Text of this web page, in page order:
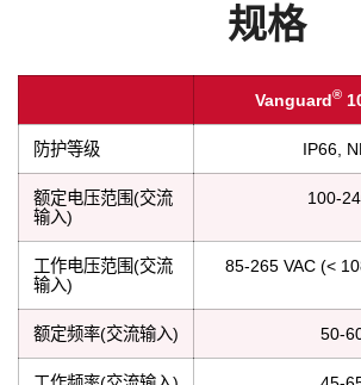
规格
Vanguard®
防护等级 IP66,
额定电压范围(交流
输入)
100-
工作电压范围(交流
输入)
85-265 VAC (<
额定频率(交流输入) 50-